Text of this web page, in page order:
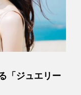
「ジュエリー